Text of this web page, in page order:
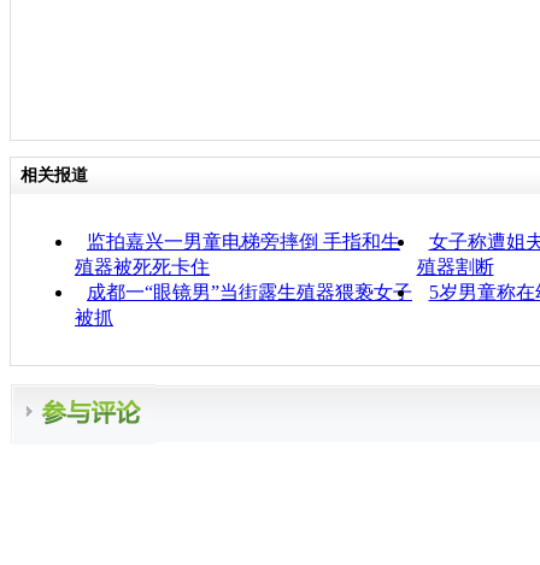
相关报道
监拍嘉兴一男童电梯旁摔倒 手指和生
殖器被死死卡住
女子称遭姐
殖器割断
成都一“眼镜男”当街露生殖器猥亵女子
被抓
5岁男童称